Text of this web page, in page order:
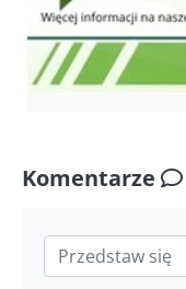
Komentarze